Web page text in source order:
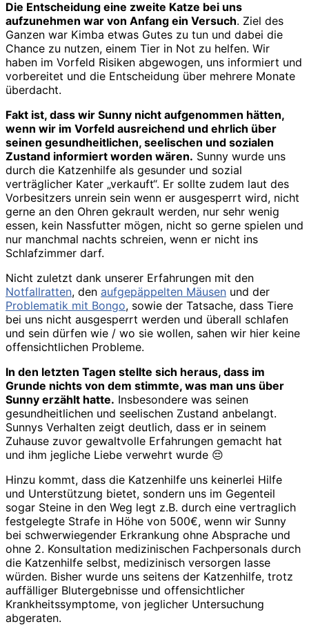
Die Entscheidung eine zweite Katze bei uns
aufzunehmen war von Anfang ein Versuch. Ziel des
Ganzen war Kimba etwas Gutes zu tun und dabei die
Chance zu nutzen, einem Tier in Not zu helfen. Wir
haben im Vorfeld Risiken abgewogen, uns informiert und
vorbereitet und die Entscheidung über mehrere Monate
überdacht.
Fakt ist, dass wir Sunny nicht aufgenommen hätten,
wenn wir im Vorfeld ausreichend und ehrlich über
seinen gesundheitlichen, seelischen und sozialen
Zustand informiert worden wären. Sunny wurde uns
durch die Katzenhilfe als gesunder und sozial
verträglicher Kater „verkauft“. Er sollte zudem laut des
Vorbesitzers unrein sein wenn er ausgesperrt wird, nicht
gerne an den Ohren gekrault werden, nur sehr wenig
essen, kein Nassfutter mögen, nicht so gerne spielen und
nur manchmal nachts schreien, wenn er nicht ins
Schlafzimmer darf.
Nicht zuletzt dank unserer Erfahrungen mit den
Notfallratten, den aufgepäppelten Mäusen und der
Problematik mit Bongo, sowie der Tatsache, dass Tiere
bei uns nicht ausgesperrt werden und überall schlafen
und sein dürfen wie / wo sie wollen, sahen wir hier keine
offensichtlichen Probleme.
In den letzten Tagen stellte sich heraus, dass im
Grunde nichts von dem stimmte, was man uns über
Sunny erzählt hatte. Insbesondere was seinen
gesundheitlichen und seelischen Zustand anbelangt.
Sunnys Verhalten zeigt deutlich, dass er in seinem
Zuhause zuvor gewaltvolle Erfahrungen gemacht hat
und ihm jegliche Liebe verwehrt wurde 😔
Hinzu kommt, dass die Katzenhilfe uns keinerlei Hilfe
und Unterstützung bietet, sondern uns im Gegenteil
sogar Steine in den Weg legt z.B. durch eine vertraglich
festgelegte Strafe in Höhe von 500€, wenn wir Sunny
bei schwerwiegender Erkrankung ohne Absprache und
ohne 2. Konsultation medizinischen Fachpersonals durch
die Katzenhilfe selbst, medizinisch versorgen lasse
würden. Bisher wurde uns seitens der Katzenhilfe, trotz
auffälliger Blutergebnisse und offensichtlicher
Krankheitssymptome, von jeglicher Untersuchung
abgeraten.